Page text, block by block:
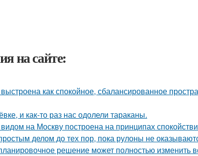
на сайте:
как спокойное, сбалансированное
и как-то раз нас одолели тараканы.
на Москву построена на принципах
делом до тех пор, пока рулоны не
решение может полностью изменить